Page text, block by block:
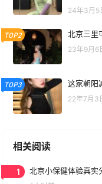
24年3月5
TOP2 北京三里
23年9月6
TOP3 这家朝阳
22年7月3
相关阅读
1 北京小保健体验真实